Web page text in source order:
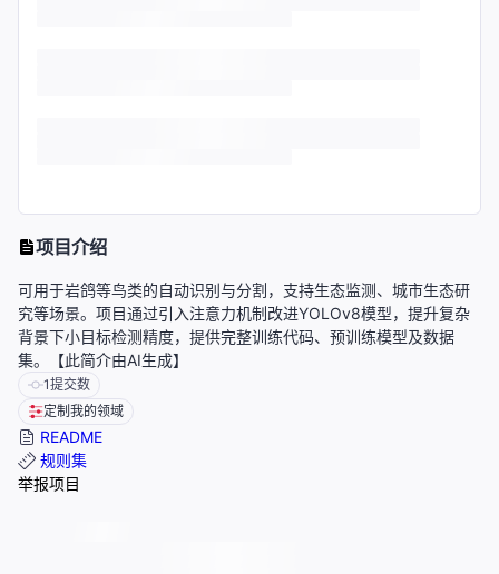
项目介绍
可用于岩鸽等鸟类的自动识别与分割，支持生态监测、城市生态研
究等场景。项目通过引入注意力机制改进YOLOv8模型，提升复杂
背景下小目标检测精度，提供完整训练代码、预训练模型及数据
集。【此简介由AI生成】
1提交数
定制我的领域
README
规则集
举报项目